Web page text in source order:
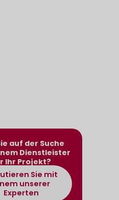
auf der Suche
Dienstleister
Ihr Projekt?
Sie mit
unserer
Experten